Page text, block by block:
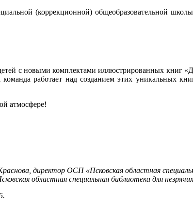
(коррекционной) общеобразовательной
с новыми комплектами иллюстрированных
команда работает над созданием этих уникальных
атмосфере!
директор ОСП «Псковская областная
областная специальная библиотека для